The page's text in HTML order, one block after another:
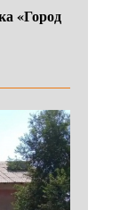
«Город